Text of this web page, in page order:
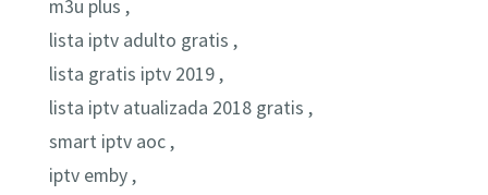
m3u plus ,
lista iptv adulto gratis ,
lista gratis iptv 2019 ,
lista iptv atualizada 2018 gratis ,
smart iptv aoc ,
iptv emby ,